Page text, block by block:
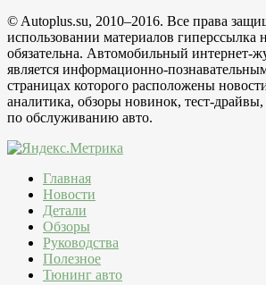
© Autoplus.su, 2010–2016. Все права
использовании материалов гиперссылка
обязательна. Автомобильный интернет-
является информационно-
страницах которого расположены
аналитика, обзоры новинок, тест-
по обслуживанию авто.
Главная
Новости
Детали
Обзоры
Руководства
Полезное
Тюнинг авто